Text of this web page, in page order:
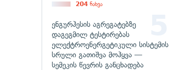
204 ნახვა
ენგურჰესის აგრეგატებზე
დაგეგმილ ტესტირებას
ელექტროენერგეტიკული სისტემის
სრული გათიშვა მოჰყვა —
სემეკის წევრის განცხადება